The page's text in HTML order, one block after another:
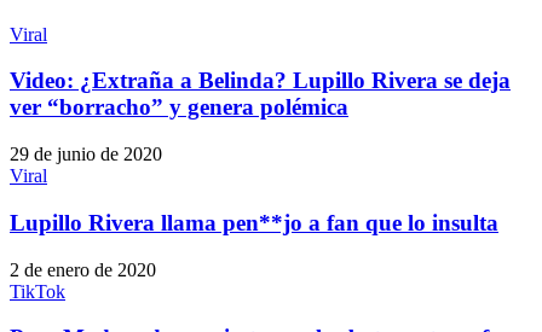
Viral
Video: ¿Extraña a Belinda? Lupillo Rivera se deja
ver “borracho” y genera polémica
29 de junio de 2020
Viral
Lupillo Rivera llama pen**jo a fan que lo insulta
2 de enero de 2020
TikTok